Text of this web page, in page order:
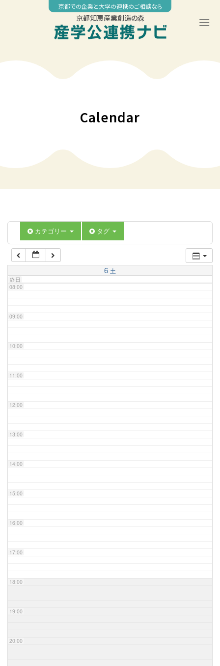
京都での企業と大学の連携のご相談なら
京都知恵産業創造の森
Calendar
カテゴリー タグ
6 土
終日
04:00
07:00
08:00
09:00
10:00
11:00
12:00
13:00
14:00
15:00
16:00
17:00
18:00
19:00
20:00